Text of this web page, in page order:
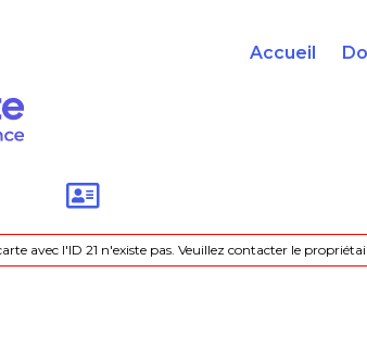
Accueil
avec l'ID 21 n'existe pas. Veuillez contacter le